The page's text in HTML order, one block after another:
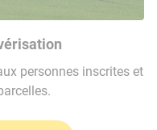
personnes inscrites et